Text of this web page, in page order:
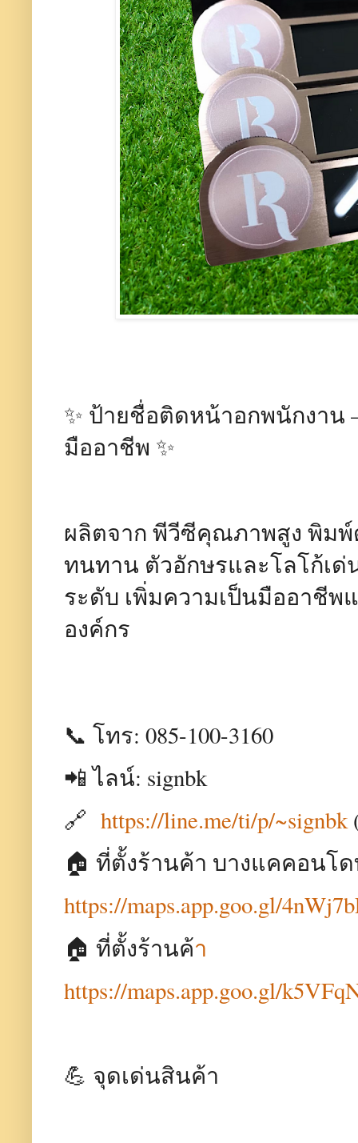
✨ ป้ายชื่อติดหน้าอกพนักงาน
มืออาชีพ ✨
ผลิตจาก พีวีซีคุณภาพสูง พิม
ทนทาน ตัวอักษรและโลโก้เ
ระดับ เพิ่มความเป็นมืออาชีพ
องค์กร
📞 โทร: 085-100-3160
📲 ไลน์: signbk
🔗 https://line.me/ti/p/~signbk
🏠 ที่ตั้งร้านค้า บางแคคอนโ
https://maps.app.goo.gl/
🏠 ที่ตั้งร้านค้า
https://maps.app.goo.gl/
💪 จุดเด่นสินค้า